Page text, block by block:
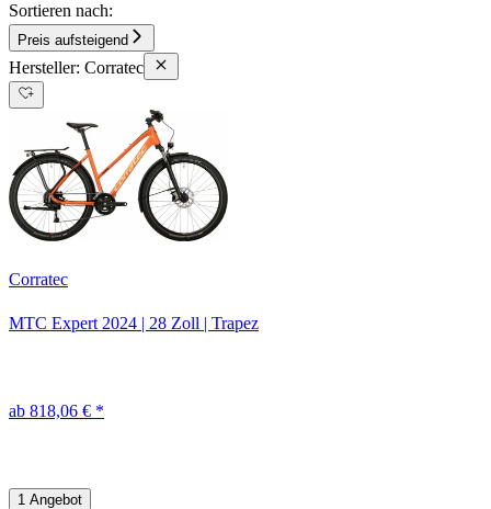
Sortieren nach:
Preis aufsteigend
Hersteller: Corratec
Corratec
MTC Expert 2024 | 28 Zoll | Trapez
ab 818,06 € *
1 Angebot